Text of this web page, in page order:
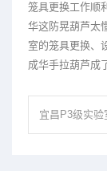
笼具更换工作顺
华这防晃葫芦太
室的笼具更换、
成华手拉葫芦成
宜昌P3级实验